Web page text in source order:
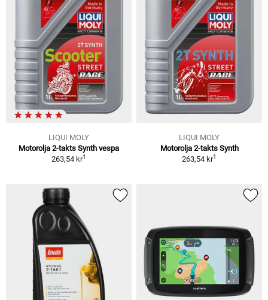
LIQUI MOLY
Motorolja 2-takts Synth vespa
263,54 kr1
LIQUI MOLY
Motorolja 2-takts Synth
263,54 kr1